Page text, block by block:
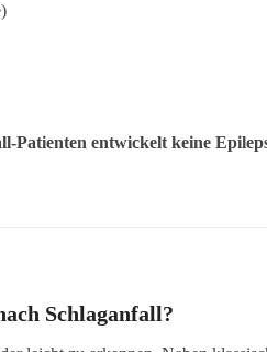
Patienten entwickelt keine
Schlaganfall?